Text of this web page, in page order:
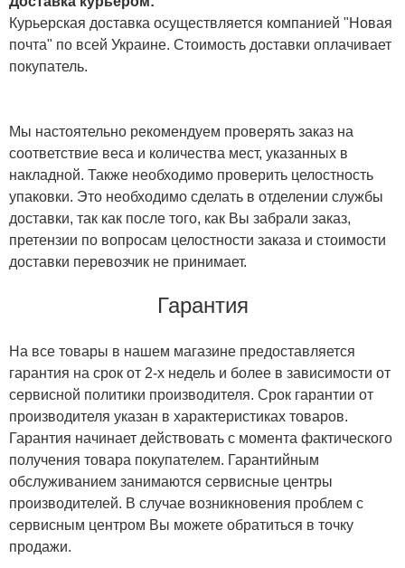
Курьерская доставка осуществляется компанией "Новая
почта" по всей Украине. Стоимость доставки оплачивает
покупатель.
Мы настоятельно рекомендуем проверять заказ на
соответствие веса и количества мест, указанных в
накладной. Также необходимо проверить целостность
упаковки. Это необходимо сделать в отделении службы
доставки, так как после того, как Вы забрали заказ,
претензии по вопросам целостности заказа и стоимости
доставки перевозчик не принимает.
Гарантия
На все товары в нашем магазине предоставляется
гарантия на срок от 2-х недель и более в зависимости от
сервисной политики производителя. Срок гарантии от
производителя указан в характеристиках товаров.
Гарантия начинает действовать с момента фактического
получения товара покупателем. Гарантийным
обслуживанием занимаются сервисные центры
производителей. В случае возникновения проблем с
сервисным центром Вы можете обратиться в точку
продажи.